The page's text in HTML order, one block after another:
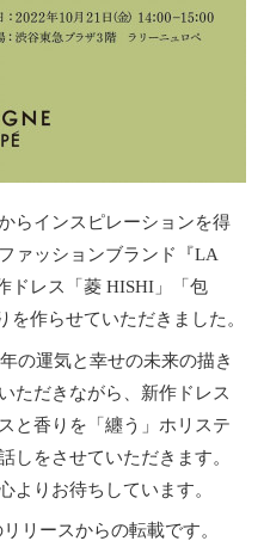
らインスピレーションを得
ァッションブランド『LA
ドレス「菱 HISHI」「包
作らせていただきました。
の運気と幸せの未来の描き
ただきながら、新作ドレス
と香りを「纏う」ホリステ
しをさせていただきます。
よりお待ちしています。
リースからの転載です。